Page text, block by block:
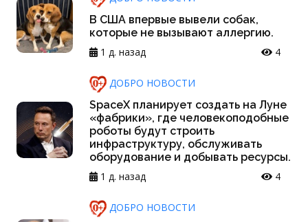
В США впервые вывели собак,
которые не вызывают аллергию.
1 д. назад
4
ДОБРО НОВОСТИ
SpaceX планирует создать на Луне
«фабрики», где человекоподобные
роботы будут строить
инфраструктуру, обслуживать
оборудование и добывать ресурсы.
1 д. назад
4
ДОБРО НОВОСТИ